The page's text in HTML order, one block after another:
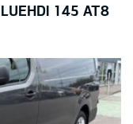
145 AT8